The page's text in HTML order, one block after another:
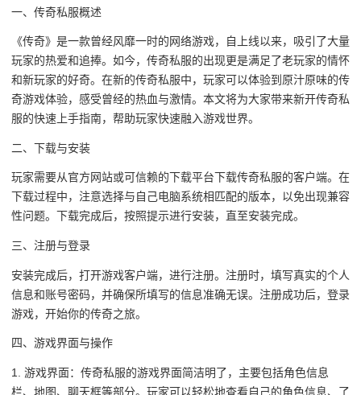
一、传奇私服概述
《传奇》是一款曾经风靡一时的网络游戏，自上线以来，吸引了大量
玩家的热爱和追捧。如今，传奇私服的出现更是满足了老玩家的情怀
和新玩家的好奇。在新的传奇私服中，玩家可以体验到原汁原味的传
奇游戏体验，感受曾经的热血与激情。本文将为大家带来新开传奇私
服的快速上手指南，帮助玩家快速融入游戏世界。
二、下载与安装
玩家需要从官方网站或可信赖的下载平台下载传奇私服的客户端。在
下载过程中，注意选择与自己电脑系统相匹配的版本，以免出现兼容
性问题。下载完成后，按照提示进行安装，直至安装完成。
三、注册与登录
安装完成后，打开游戏客户端，进行注册。注册时，填写真实的个人
信息和账号密码，并确保所填写的信息准确无误。注册成功后，登录
游戏，开始你的传奇之旅。
四、游戏界面与操作
1. 游戏界面：传奇私服的游戏界面简洁明了，主要包括角色信息
栏、地图、聊天框等部分。玩家可以轻松地查看自己的角色信息、了